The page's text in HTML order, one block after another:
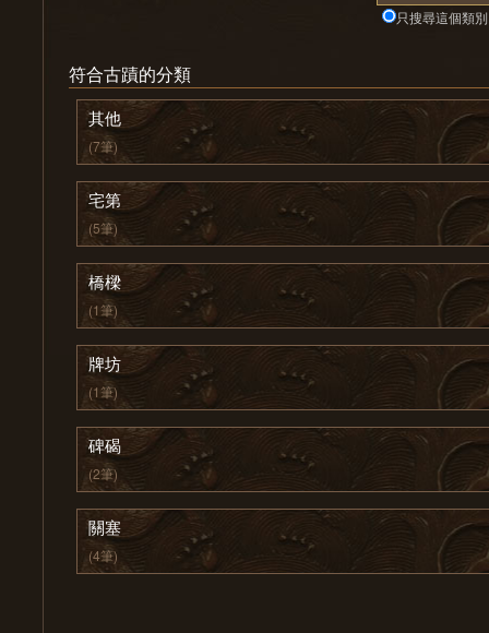
只搜尋這個類別
符合古蹟的分類
其他
(7筆)
宅第
(5筆)
橋樑
(1筆)
牌坊
(1筆)
碑碣
(2筆)
關塞
(4筆)